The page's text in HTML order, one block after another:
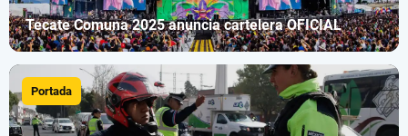
Tecate Comuna 2025 anuncia cartelera OFICIAL
Portada